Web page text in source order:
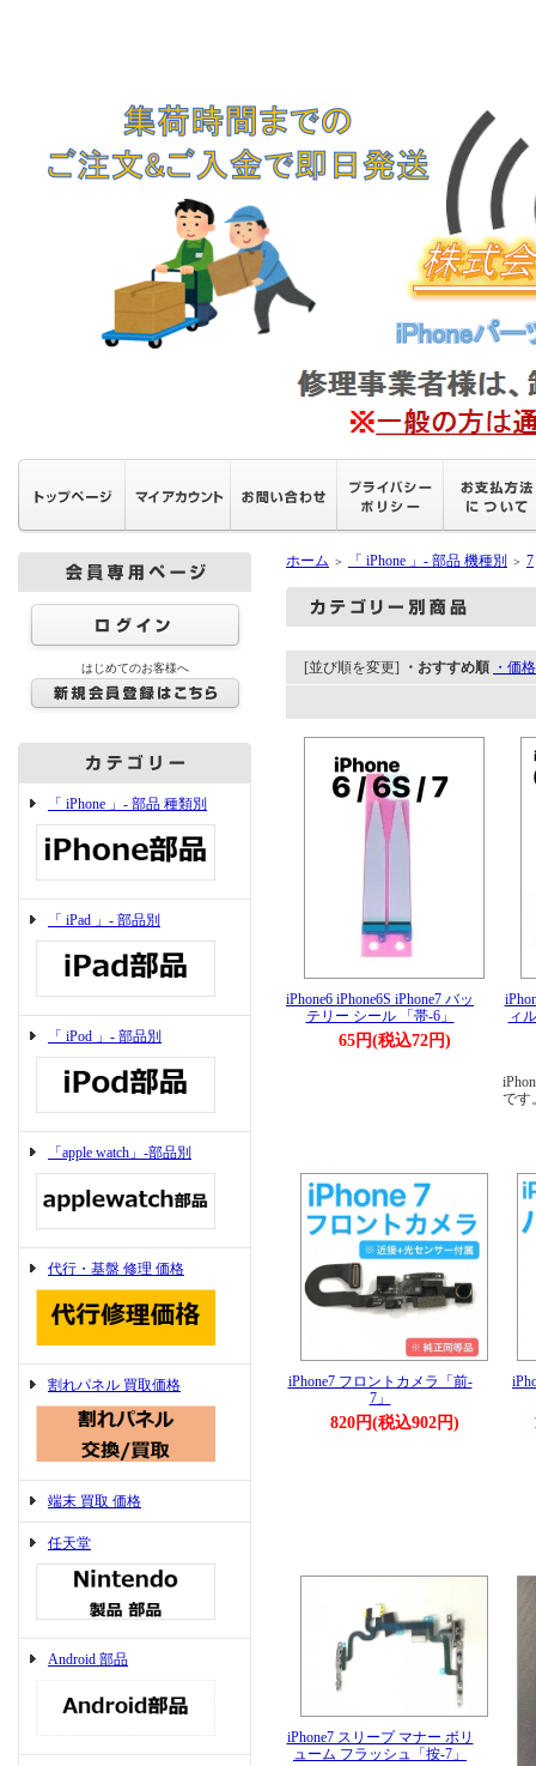
はじめてのお客様へ
「 iPhone 」- 部品 種類別
「 iPad 」- 部品別
「 iPod 」- 部品別
「apple watch」-部品別
代行・基盤 修理 価格
割れパネル 買取価格
端末 買取 価格
任天堂
Android 部品
ホーム ＞ 「 iPhone 」- 部品 機種別 ＞ 7
[並び順を変更] ・おすすめ順 ・価
iPhone6 iPhone6S iPhone7 バッ
テリー シール 「帯-6」
65円(税込72円)
ィ
です
iPhone7 フロントカメラ「前-
7」
820円(税込902円)
iPhone7 スリープ マナー ボリ
ューム フラッシュ「按-7」